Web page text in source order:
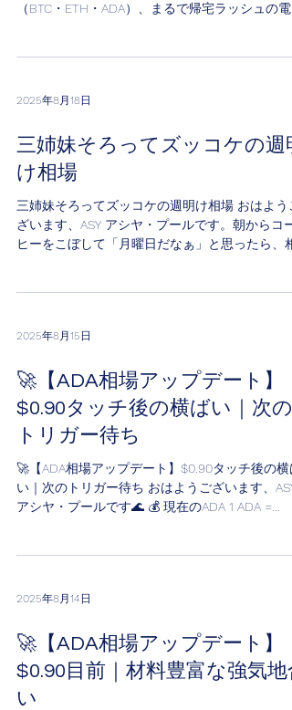
（BTC・ETH・ADA）、まるで帰宅ラッシュの電
2025年8月18日
三姉妹そろってズッコケの週
け相場
三姉妹そろってズッコケの週明け相場 おはよう
ざいます、ASY アシヤ・プールです。朝からコー
ヒーをこぼして「月曜日だなぁ」と思ったら、相
2025年8月15日
🚀【ADA相場アップデート】
$0.90タッチ後の横ばい｜次の
トリガー待ち
🚀【ADA相場アップデート】$0.90タッチ後の横
い｜次のトリガー待ち おはようございます、ASY
アシヤ・プールです🌊 💰 現在のADA 1 ADA =
2025年8月14日
🚀【ADA相場アップデート】
$0.90目前｜材料豊富な強気地
い